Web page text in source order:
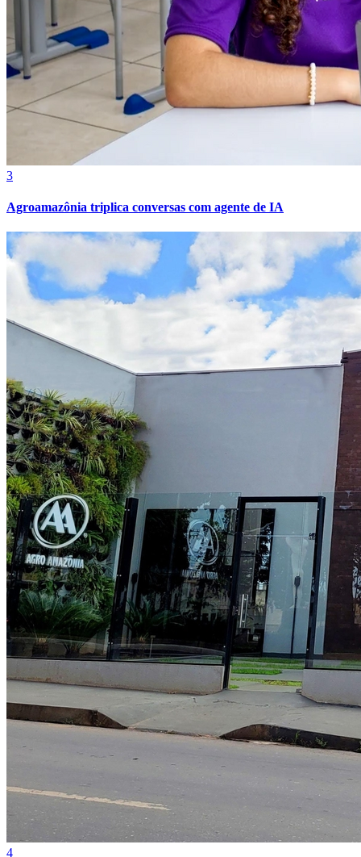
Atlético-MG
Cruzeiro
3
Agroamazônia triplica conversas com agente de IA
4